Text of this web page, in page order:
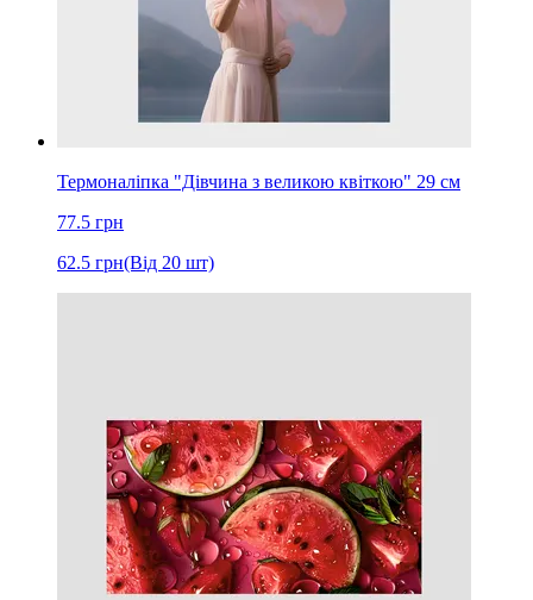
Термоналіпка "Дівчина з великою квіткою" 29 см
77.5 грн
62.5 грн(Від 20 шт)